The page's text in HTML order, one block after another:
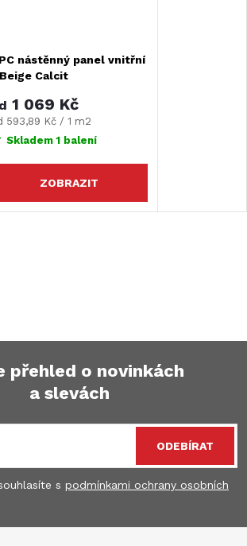
nástěnný panel vnitřní
Calcit
1 069 Kč
593,89 Kč / 1 m2
Skladem1 balení
ZOBRAZIT
přehled o novinkách
a slevách
s podmínkami ochrany osobních
ODEBÍRAT